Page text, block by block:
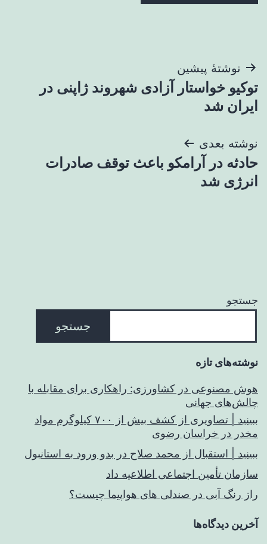
راهبری
نوشته
نوشتهٔ پیشین
توکیو خواستار آزادی شهروند ژاپنی در
ایران شد
نوشته بعدی
حادثه در آرامکو باعث توقف صادرات
انرژی شد
جستجو
جستجو
نوشته‌های تازه
هوش مصنوعی در کشاورزی: راهکاری برای مقابله با
چالش‌های جهانی
ببینید | تصاویری از کشف بیش از ۷۰۰ کیلوگرم مواد
مخدر در خراسان رضوی
ببینید | استقبال از محمد صلاح در بدو ورود به استانبول
سازمان تأمین اجتماعی اطلاعیه داد
راز رنگ آبی در صندلی های هواپیما چیست؟
آخرین دیدگاه‌ها